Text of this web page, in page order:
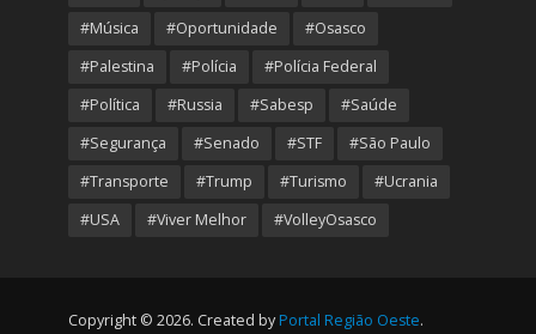
#Música
#Oportunidade
#Osasco
#Palestina
#Polícia
#Polícia Federal
#Política
#Russia #Sabesp
#Saúde
#Segurança
#Senado #STF
#São Paulo
#Transporte
#Trump #Turismo
#Ucrania
#USA
#Viver Melhor #VolleyOsasco
Copyright © 2026. Created by Portal Região Oeste.